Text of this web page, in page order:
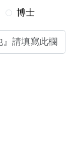
博士